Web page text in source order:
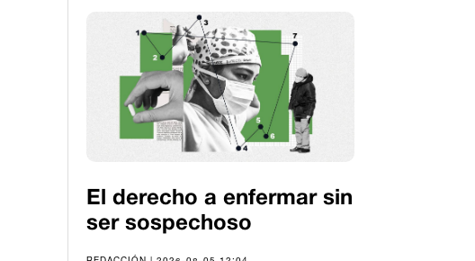
El derecho a enfermar sin
ser sospechoso